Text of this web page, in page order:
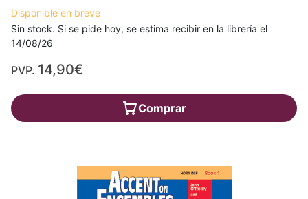
Disponible en breve
Sin stock. Si se pide hoy, se estima recibir en la librería el
14/08/26
PVP. 14,90€
Comprar